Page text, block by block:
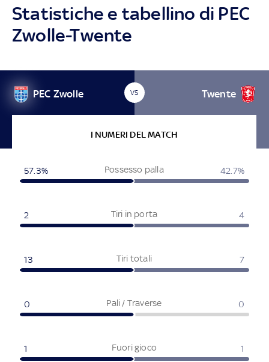
Statistiche e tabellino di PEC
Zwolle-Twente
PEC Zwolle VS Twente
I NUMERI DEL MATCH
Possesso palla
57.3% 42.7%
Tiri in porta
2 4
Tiri totali
13 7
Pali / Traverse
0 0
Fuori gioco
1 1